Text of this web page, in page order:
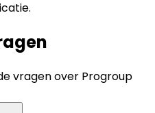
vragen over Progroup